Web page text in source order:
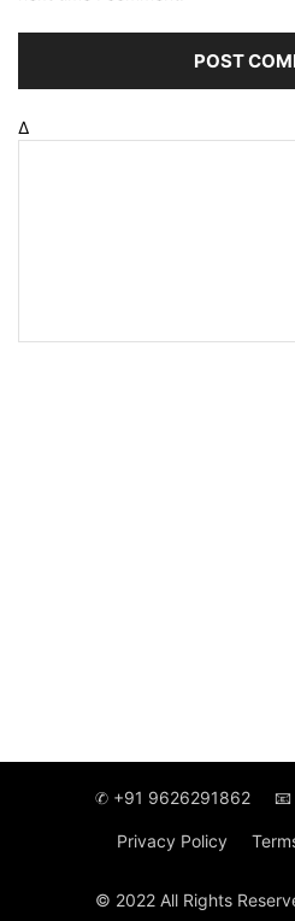
Δ
✆ +91 9626291862
Privacy Policy
© 2022 All Rights